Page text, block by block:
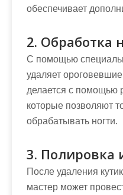
обеспечивает
2. Обработка
С помощью
удаляет ороговевшие
делается с помощью
которые позволяют
обрабатывать ногти.
3. Полировка
После удаления
мастер может